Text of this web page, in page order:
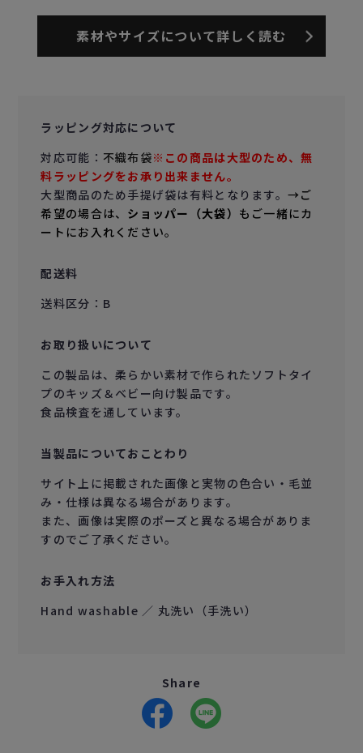
素材やサイズについて詳しく読む
ラッピング対応について
対応可能： 不織布袋※この商品は大型のため、無
料ラッピングをお承り出来ません。
大型商品のため手提げ袋は有料となります。 →ご
希望の場合は、 ショッパー（大袋） もご一緒にカ
ートにお入れください。
配送料
送料区分：B
お取り扱いについて
この製品は、柔らかい素材で作られたソフトタイ
プのキッズ＆ベビー向け製品です。
食品検査を通しています。
当製品についておことわり
サイト上に掲載された画像と実物の色合い・毛並
み・仕様は異なる場合があります。
また、画像は実際のポーズと異なる場合がありま
すのでご了承ください。
お手入れ方法
Hand washable ／ 丸洗い（手洗い）
Share